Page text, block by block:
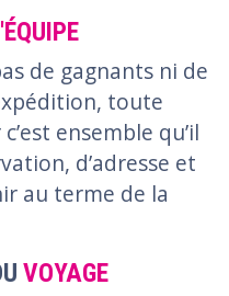
de gagnants ni de
toute
ensemble qu’il
d’adresse et
au terme de la
VOYAGE